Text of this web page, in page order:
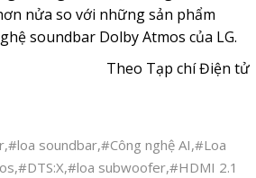
nửa so với những sản phẩm
soundbar Dolby Atmos của LG.
Theo Tạp chí Điện tử
,#loa soundbar,#Công nghệ AI,#Loa
,#DTS:X,#loa subwoofer,#HDMI 2.1